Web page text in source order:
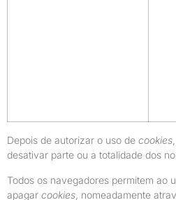
Depois de autorizar o uso de cookies
desativar parte ou a totalidade dos
Todos os navegadores permitem ao
apagar cookies , nomeadamente